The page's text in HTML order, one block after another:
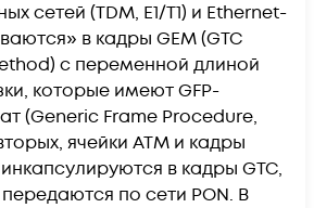
сетей (TDM, E1/T1) и Ethernet-
в кадры GEM (GTC
с переменной длиной
которые имеют GFP-
(Generic Frame Procedure,
ячейки ATM и кадры
в кадры GTC,
по сети PON. В